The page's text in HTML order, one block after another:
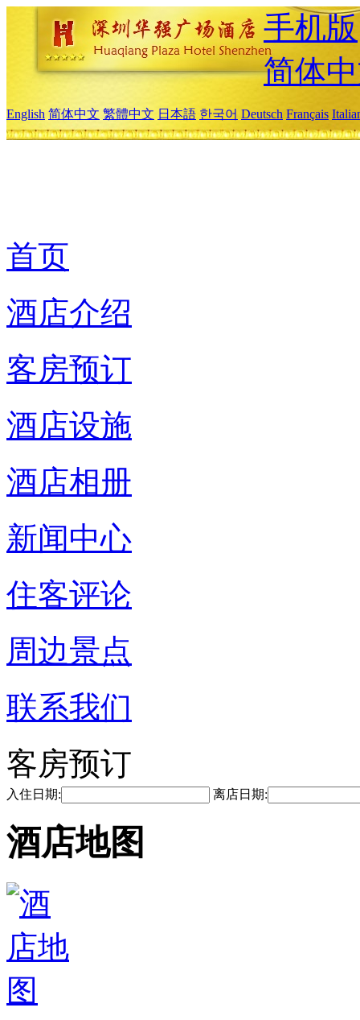
手机版
简体
English 简体中文 繁體中文 日本語 한국어 Deutsch Français
首页
酒店介绍
客房预订
酒店设施
酒店相册
新闻中心
住客评论
周边景点
联系我们
客房预订
入住日期: 离店日期:
酒店地图